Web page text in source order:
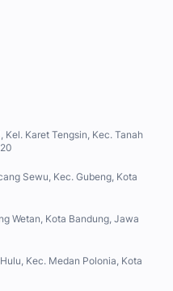
Karet Tengsin, Kec. Tanah
Sewu, Kec. Gubeng, Kota
Wetan, Kota Bandung, Jawa
Kec. Medan Polonia, Kota